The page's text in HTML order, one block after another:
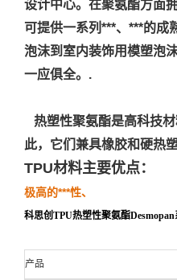
设计中心。 在聚氨酯方面
可提供一系列***、***的成
泡沫到室内装饰用模塑泡
一应俱全。.
热塑性聚氨酯是高科技
此，它们兼具橡胶和硬热
TPU材料主要优点：
极高的***性、
科思创TPU热塑性聚氨酯
产品